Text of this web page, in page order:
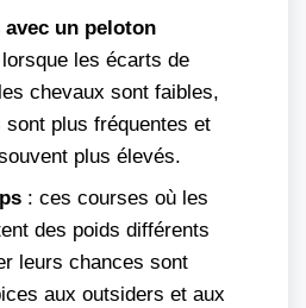
avec un peloton
les écarts de
chevaux sont faibles,
plus fréquentes et
plus élevés.
: ces courses où les
des poids différents
leurs chances sont
aux outsiders et aux